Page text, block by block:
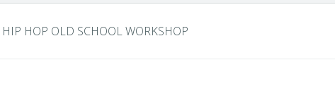
HIP HOP OLD SCHOOL WORKSHOP